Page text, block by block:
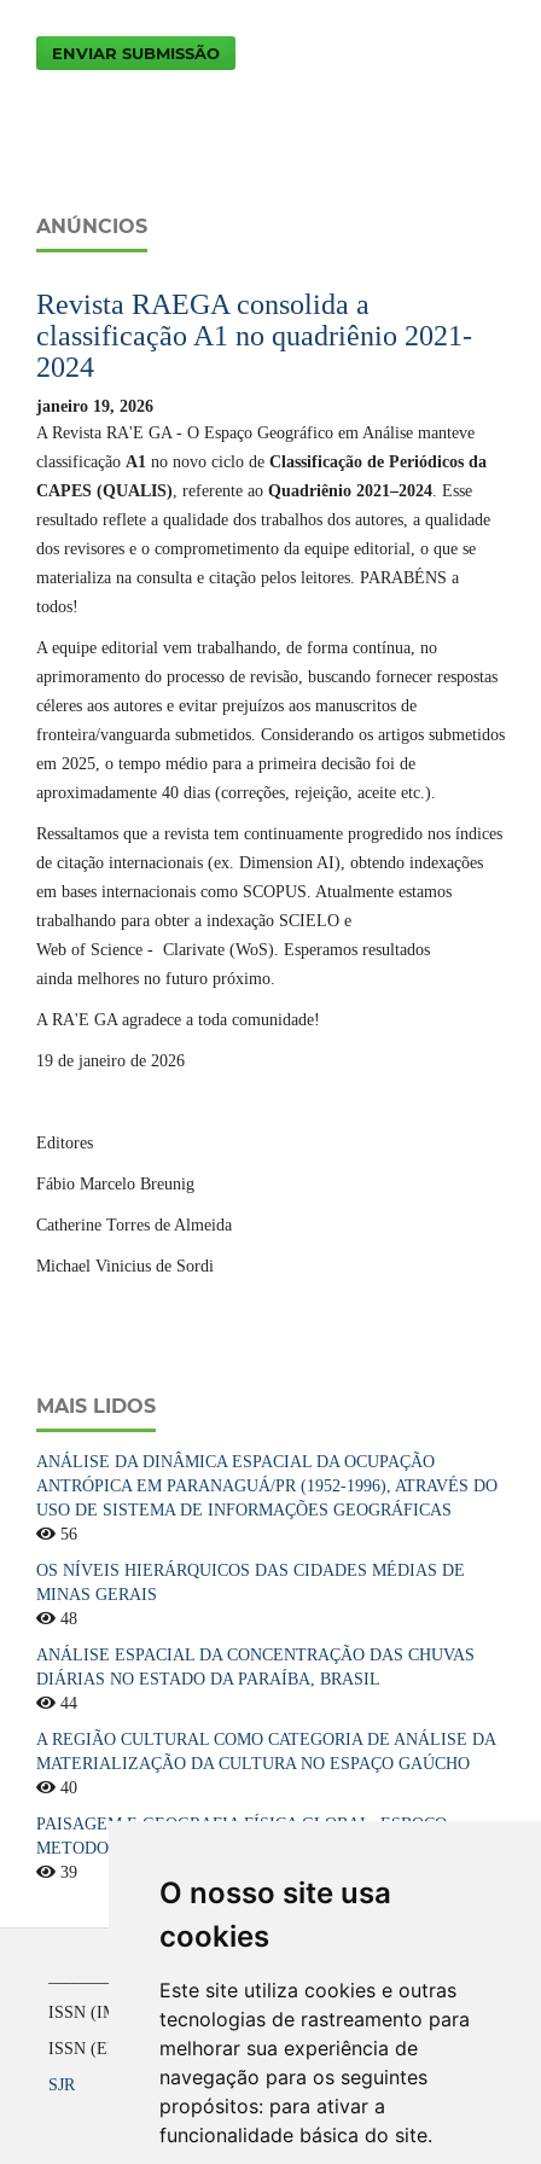
O nosso site usa
cookies
Este site utiliza cookies e outras
tecnologias de rastreamento para
melhorar sua experiência de
navegação para os seguintes
propósitos: para ativar a
funcionalidade básica do site.
ENVIAR SUBMISSÃO
ANÚNCIOS
Revista RAEGA consolida a
classificação A1 no quadriênio 2021-
2024
janeiro 19, 2026
A Revista RA'E GA - O Espaço Geográfico em Análise manteve
classificação A1 no novo ciclo de Classificação de Periódicos da
CAPES (QUALIS), referente ao Quadriênio 2021–2024. Esse
resultado reflete a qualidade dos trabalhos dos autores, a qualidade
dos revisores e o comprometimento da equipe editorial, o que se
materializa na consulta e citação pelos leitores. PARABÉNS a
todos!
A equipe editorial vem trabalhando, de forma contínua, no
aprimoramento do processo de revisão, buscando fornecer respostas
céleres aos autores e evitar prejuízos aos manuscritos de
fronteira/vanguarda submetidos. Considerando os artigos submetidos
em 2025, o tempo médio para a primeira decisão foi de
aproximadamente 40 dias (correções, rejeição, aceite etc.).
Ressaltamos que a revista tem continuamente progredido nos índices
de citação internacionais (ex. Dimension AI), obtendo indexações
em bases internacionais como SCOPUS. Atualmente estamos
trabalhando para obter a indexação SCIELO e
Web of Science - Clarivate (WoS). Esperamos resultados
ainda melhores no futuro próximo.
A RA'E GA agradece a toda comunidade!
19 de janeiro de 2026
Editores
Fábio Marcelo Breunig
Catherine Torres de Almeida
Michael Vinicius de Sordi
MAIS LIDOS
ANÁLISE DA DINÂMICA ESPACIAL DA OCUPAÇÃO
ANTRÓPICA EM PARANAGUÁ/PR (1952-1996), ATRAVÉS DO
USO DE SISTEMA DE INFORMAÇÕES GEOGRÁFICAS
56
OS NÍVEIS HIERÁRQUICOS DAS CIDADES MÉDIAS DE
MINAS GERAIS
48
ANÁLISE ESPACIAL DA CONCENTRAÇÃO DAS CHUVAS
DIÁRIAS NO ESTADO DA PARAÍBA, BRASIL
44
A REGIÃO CULTURAL COMO CATEGORIA DE ANÁLISE DA
MATERIALIZAÇÃO DA CULTURA NO ESPAÇO GAÚCHO
40
PAISAGEM E GEOGRAFIA FÍSICA GLOBAL. ESBOÇO
METODOLÓGICO
39
ISSN (IMPRESSO) 1516-4136 até 2008
ISSN (ELETRÔNICO) 2177-2738 a partir de 2009
SJR